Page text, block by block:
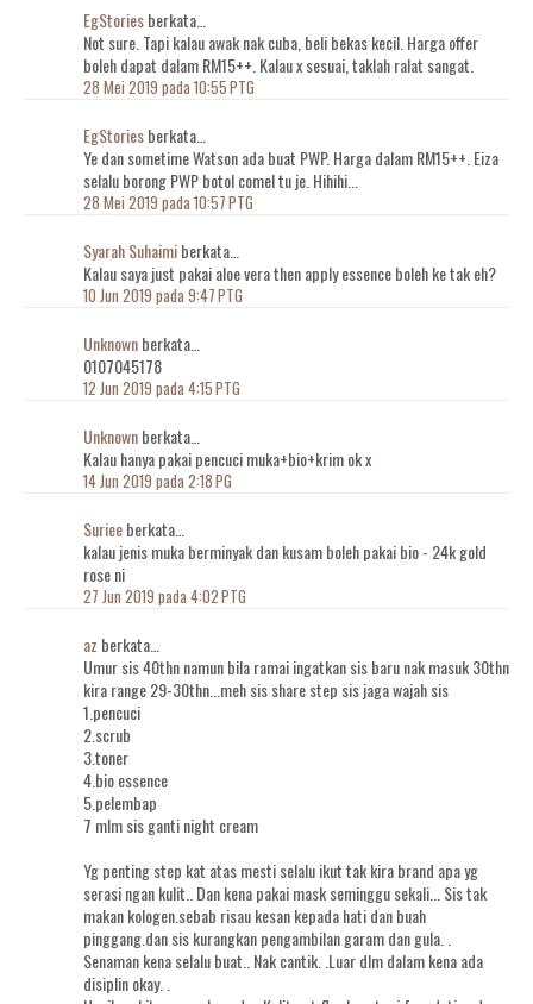
EgStoriesberkata…
Not sure. Tapi kalau awak nak cuba, beli bekas kecil. Harga offer
boleh dapat dalam RM15++. Kalau x sesuai, taklah ralat sangat.
28 Mei 2019 pada 10:55 PTG
EgStoriesberkata…
Ye dan sometime Watson ada buat PWP. Harga dalam RM15++. Eiza
selalu borong PWP botol comel tu je. Hihihi...
28 Mei 2019 pada 10:57 PTG
Syarah Suhaimiberkata…
Kalau saya just pakai aloe vera then apply essence boleh ke tak eh?
10 Jun 2019 pada 9:47 PTG
Unknownberkata…
0107045178
12 Jun 2019 pada 4:15 PTG
Unknownberkata…
Kalau hanya pakai pencuci muka+bio+krim ok x
14 Jun 2019 pada 2:18 PG
Surieeberkata…
kalau jenis muka berminyak dan kusam boleh pakai bio - 24k gold
rose ni
27 Jun 2019 pada 4:02 PTG
az berkata…
Umur sis 40thn namun bila ramai ingatkan sis baru nak masuk 30thn
kira range 29-30thn...meh sis share step sis jaga wajah sis
1.pencuci
2.scrub
3.toner
4.bio essence
5.pelembap
7 mlm sis ganti night cream
Yg penting step kat atas mesti selalu ikut tak kira brand apa yg
serasi ngan kulit.. Dan kena pakai mask seminggu sekali... Sis tak
makan kologen.sebab risau kesan kepada hati dan buah
pinggang.dan sis kurangkan pengambilan garam dan gula. .
Senaman kena selalu buat.. Nak cantik. .Luar dlm dalam kena ada
disiplin okay. .